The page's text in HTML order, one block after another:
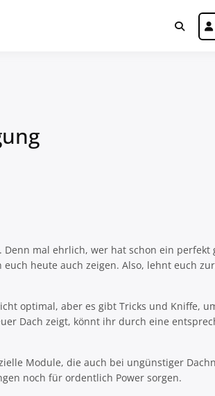
mal ehrlich, wer hat schon ein perfekt
heute auch zeigen. Also, lehnt euch
optimal, aber es gibt Tricks und Kniffe,
Dach zeigt, könnt ihr durch eine
Module, die auch bei ungünstiger
noch für ordentlich Power sorgen.